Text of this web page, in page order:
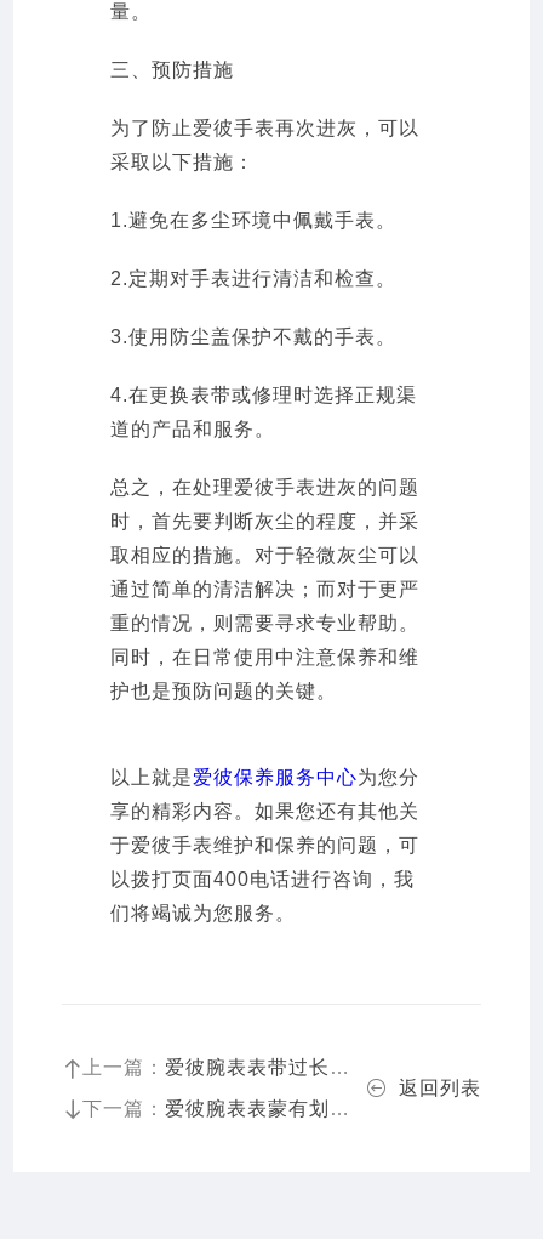
量。
三、预防措施
为了防止爱彼手表再次进灰，可以
采取以下措施：
1.避免在多尘环境中佩戴手表。
2.定期对手表进行清洁和检查。
3.使用防尘盖保护不戴的手表。
4.在更换表带或修理时选择正规渠
道的产品和服务。
总之，在处理爱彼手表进灰的问题
时，首先要判断灰尘的程度，并采
取相应的措施。对于轻微灰尘可以
通过简单的清洁解决；而对于更严
重的情况，则需要寻求专业帮助。
同时，在日常使用中注意保养和维
护也是预防问题的关键。
以上就是爱彼保养服务中心为您分
享的精彩内容。如果您还有其他关
于爱彼手表维护和保养的问题，可
以拨打页面400电话进行咨询，我
们将竭诚为您服务。
上一篇： 爱彼腕表表带过长原因是什么
下一篇： 爱彼腕表表蒙有划痕解决办法盘点
返回列表